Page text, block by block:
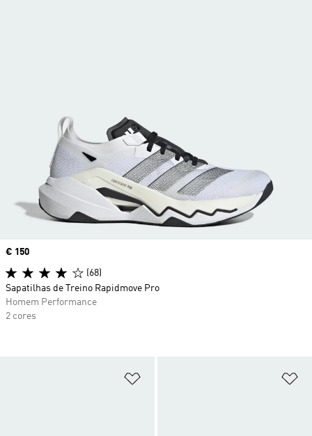
Price
€ 150
(68)
Sapatilhas de Treino Rapidmove Pro
Homem Performance
2 cores